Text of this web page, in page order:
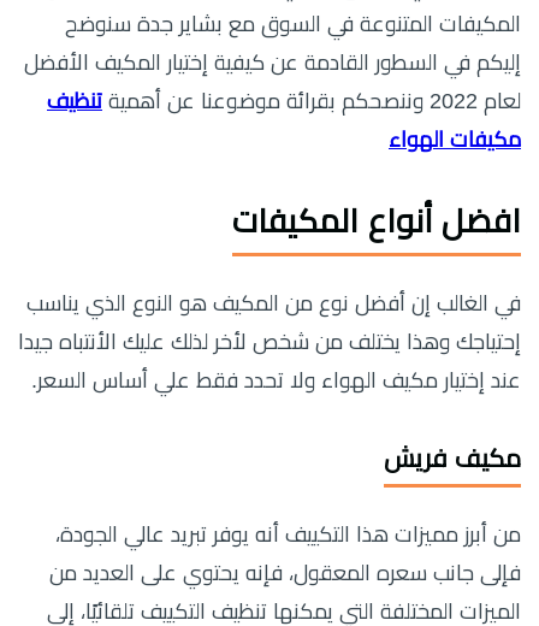
المكيفات المتنوعة في السوق مع بشاير جدة سنوضح
إليكم في السطور القادمة عن كيفية إختيار المكيف الأفضل
لعام 2022 وننصحكم بقرائة موضوعنا عن أهمية
تنظيف
مكيفات الهواء
افضل أنواع المكيفات
في الغالب إن أفضل نوع من المكيف هو النوع الذي يناسب
إحتياجك وهذا يختلف من شخص لأخر لذلك عليك الأنتباه جيدا
عند إختيار مكيف الهواء ولا تحدد فقط علي أساس السعر.
مكيف فريش
من أبرز مميزات هذا التكييف أنه يوفر تبريد عالي الجودة،
فإلى جانب سعره المعقول، فإنه يحتوي على العديد من
الميزات المختلفة التي يمكنها تنظيف التكييف تلقائيًا، إلى